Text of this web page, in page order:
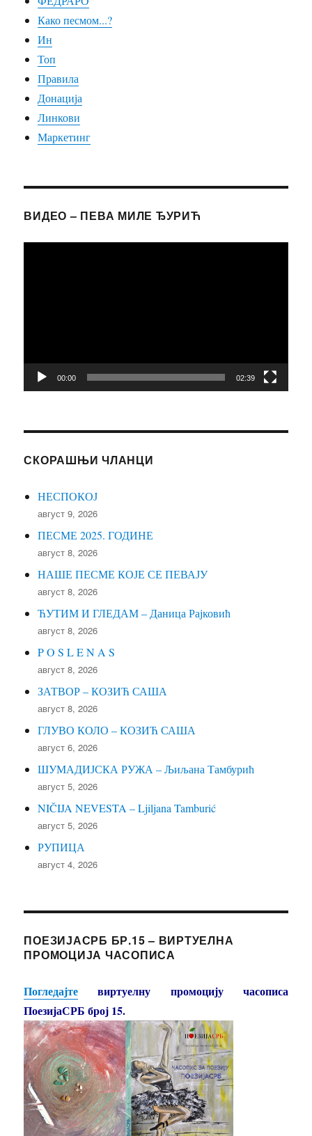
Како песмом...?
Ин
Топ
Правила
Донација
Линкови
Маркетинг
ВИДЕО – ПЕВА МИЛЕ ЂУРИЋ
00:00 02:39
СКОРАШЊИ ЧЛАНЦИ
НЕСПОКОЈ
август 9, 2026
ПЕСМЕ 2025. ГОДИНЕ
август 8, 2026
НАШЕ ПЕСМЕ КОЈЕ СЕ ПЕВАЈУ
август 8, 2026
ЋУТИМ И ГЛЕДАМ – Даница Рајковић
август 8, 2026
P O S L E N A S
август 8, 2026
ЗАТВОР – КОЗИЋ САША
август 8, 2026
ГЛУВО КОЛО – КОЗИЋ САША
август 6, 2026
ШУМАДИЈСКА РУЖА – Љиљана Тамбурић
август 5, 2026
NIČIJA NEVESTA – Ljiljana Tamburić
август 5, 2026
РУПИЦА
август 4, 2026
ПОЕЗИЈАСРБ БР.15 – ВИРТУЕЛНА
ПРОМОЦИЈА ЧАСОПИСА
Погледајте виртуелну промоцију часописа
ПоезијаСРБ број 15.